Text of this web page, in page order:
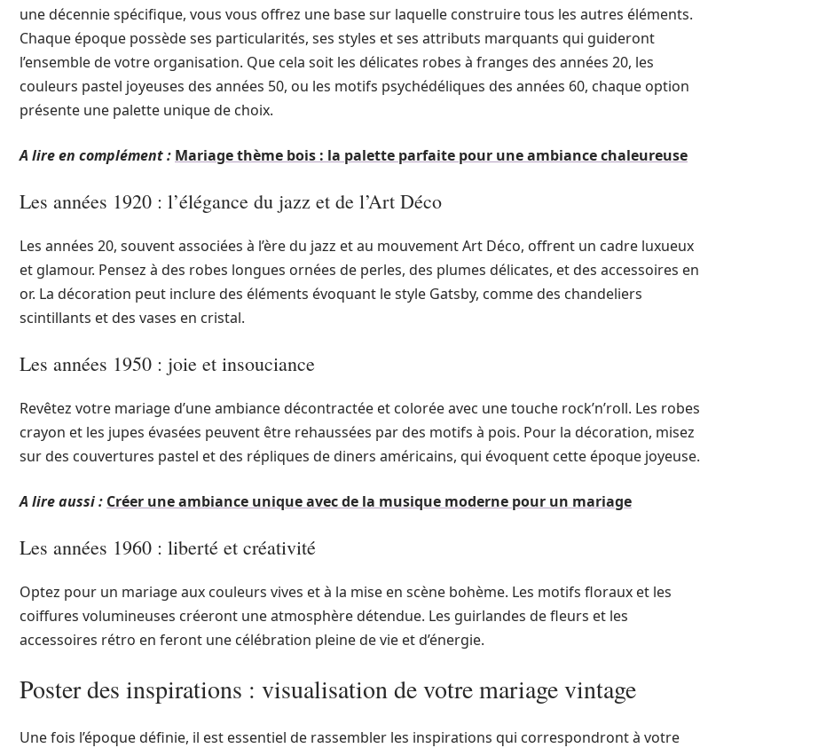
une décennie spécifique, vous vous offrez une base sur laquelle construire tous les autres éléments.
Chaque époque possède ses particularités, ses styles et ses attributs marquants qui guideront
l’ensemble de votre organisation. Que cela soit les délicates robes à franges des années 20, les
couleurs pastel joyeuses des années 50, ou les motifs psychédéliques des années 60, chaque option
présente une palette unique de choix.
A lire en complément : Mariage thème bois : la palette parfaite pour une ambiance chaleureuse
Les années 1920 : l’élégance du jazz et de l’Art Déco
Les années 20, souvent associées à l’ère du jazz et au mouvement Art Déco, offrent un cadre luxueux
et glamour. Pensez à des robes longues ornées de perles, des plumes délicates, et des accessoires en
or. La décoration peut inclure des éléments évoquant le style Gatsby, comme des chandeliers
scintillants et des vases en cristal.
Les années 1950 : joie et insouciance
Revêtez votre mariage d’une ambiance décontractée et colorée avec une touche rock’n’roll. Les robes
crayon et les jupes évasées peuvent être rehaussées par des motifs à pois. Pour la décoration, misez
sur des couvertures pastel et des répliques de diners américains, qui évoquent cette époque joyeuse.
A lire aussi : Créer une ambiance unique avec de la musique moderne pour un mariage
Les années 1960 : liberté et créativité
Optez pour un mariage aux couleurs vives et à la mise en scène bohème. Les motifs floraux et les
coiffures volumineuses créeront une atmosphère détendue. Les guirlandes de fleurs et les
accessoires rétro en feront une célébration pleine de vie et d’énergie.
Poster des inspirations : visualisation de votre mariage vintage
Une fois l’époque définie, il est essentiel de rassembler les inspirations qui correspondront à votre